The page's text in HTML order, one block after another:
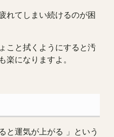
れてしまい続けるのが困
こと拭くようにすると汚
楽になりますよ。
と運気が上がる 」という